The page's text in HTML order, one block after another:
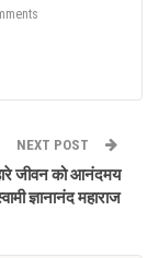
NEXT POST
जीवन को आनंदमय
ज्ञानानंद महाराज